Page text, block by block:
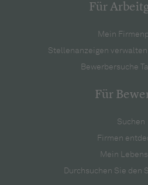
Für
Mein
Stellenanzeigen
Bewerbersuche
Für
Suchen
Firmen
Mein
Durchsuchen Sie den